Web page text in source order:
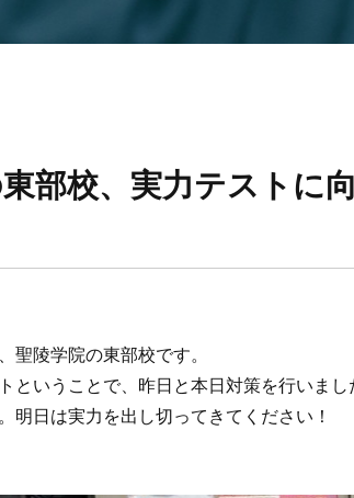
部校、実力テストに
聖陵学院の東部校です。
ということで、昨日と本日対策を行いまし
明日は実力を出し切ってきてください！